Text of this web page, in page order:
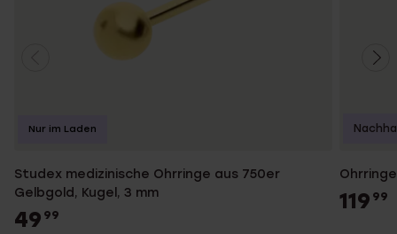
Studex medizinische Ohrringe aus 750er
Gelbgold, Kugel, 3 mm
49 99
Nur im Laden
119 99